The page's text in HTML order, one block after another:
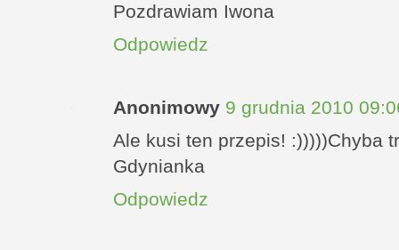
Pozdrawiam Iwona
Odpowiedz
Anonimowy 9 grudnia 2010
Ale kusi ten przepis! :)))))Chyba
Gdynianka
Odpowiedz